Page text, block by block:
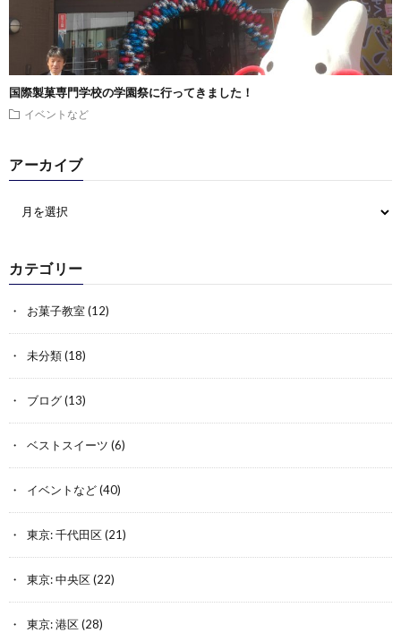
国際製菓専門学校の学園祭に行ってきました！
イベントなど
アーカイブ
カテゴリー
お菓子教室 (12)
未分類(18)
ブログ(13)
ベストスイーツ (6)
イベントなど(40)
東京: 千代田区(21)
東京: 中央区(22)
東京: 港区(28)